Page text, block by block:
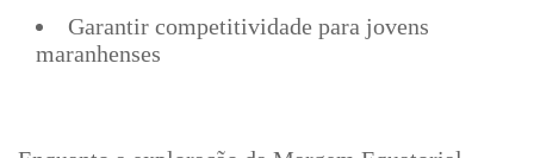
Garantir competitividade para jovens
maranhenses